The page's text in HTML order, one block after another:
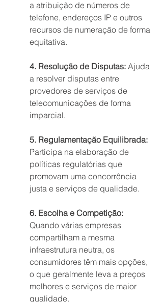
a atribuição de números de
telefone, endereços IP e outros
recursos de numeração de forma
equitativa.
4. Resolução de Disputas: Ajuda
a resolver disputas entre
provedores de serviços de
telecomunicações de forma
imparcial.
5. Regulamentação Equilibrada:
Participa na elaboração de
políticas regulatórias que
promovam uma concorrência
justa e serviços de qualidade.
6. Escolha e Competição:
Quando várias empresas
compartilham a mesma
infraestrutura neutra, os
consumidores têm mais opções,
o que geralmente leva a preços
melhores e serviços de maior
qualidade.